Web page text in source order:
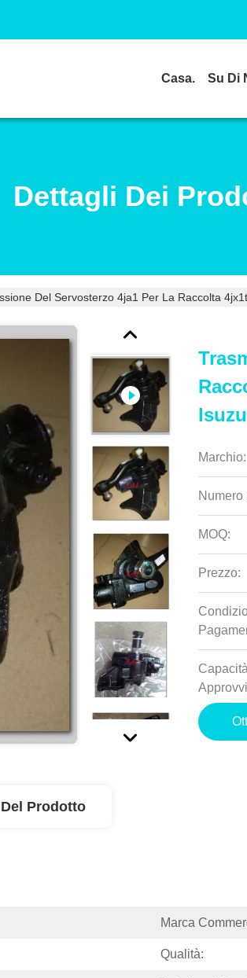
Casa. Su Di
Dettagli Dei
Del Servosterzo 4ja1 Per La Raccolta
Isuzu
Marchio:
Numero
MOQ:
Prezzo:
Prodotto
Marca
Qualità: